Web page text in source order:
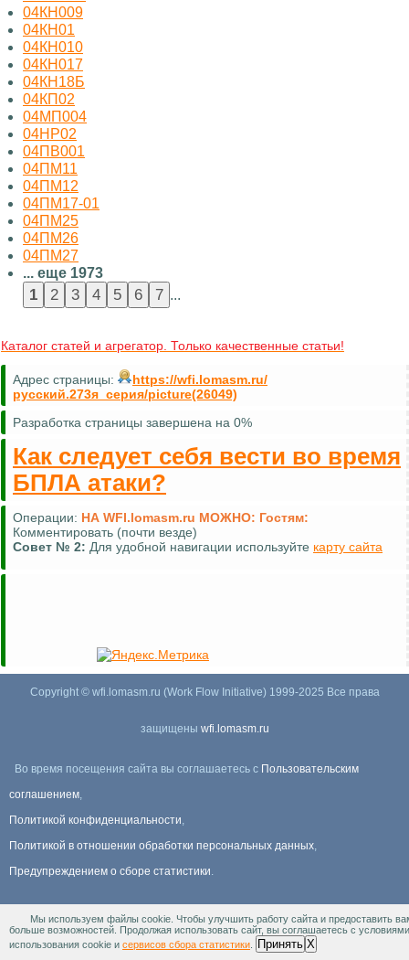
04КН009
04КН01
04КН010
04КН017
04КН18Б
04КП02
04МП004
04НР02
04ПВ001
04ПМ11
04ПМ12
04ПМ17-01
04ПМ25
04ПМ26
04ПМ27
... еще 1973
...
Каталог статей и агрегатор. Только качественные статьи!
Адрес страницы:
https://wfi.lomasm.ru/
русский.273я_серия/picture(26049)
Разработка страницы завершена на 0%
Как следует себя вести во время
БПЛА атаки?
Операции: НА WFI.lomasm.ru МОЖНО: Гостям:
Комментировать (почти везде)
Совет № 2: Для удобной навигации используйте карту сайта
Copyright © wfi.lomasm.ru (Work Flow Initiative) 1999-2025 Все права
защищены wfi.lomasm.ru
Во время посещения сайта вы соглашаетесь с Пользовательским
соглашением
Политикой конфиденциальности
Политикой в отношении обработки персональных данных
Предупреждением о сборе статистики
Информация Для правообладателей.
Мы используем файлы cookie. Чтобы улучшить работу сайта и предоставить
больше возможностей. Продолжая использовать сайт, вы соглашаетесь с условиями
использования cookie и сервисов сбора статистики Принять X